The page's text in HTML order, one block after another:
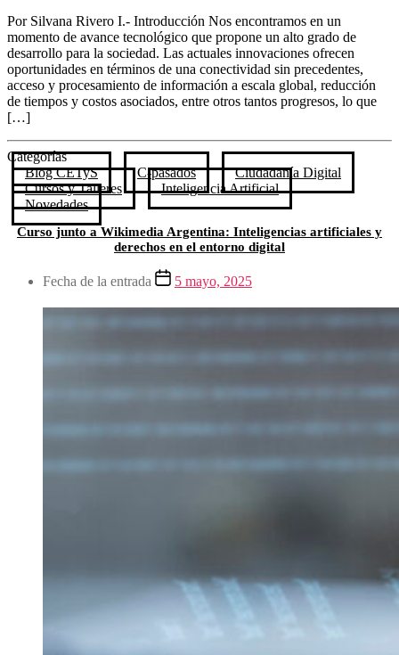
Por Silvana Rivero I.- Introducción Nos encontramos en un
momento de avance tecnológico que propone un alto grado de
desarrollo para la sociedad. Las actuales innovaciones ofrecen
oportunidades en términos de una conectividad sin precedentes,
acceso y procesamiento de información a escala global, reducción
de tiempos y costos asociados, entre otros tantos progresos, lo que
[…]
Categorías
Blog CETyS
C-pasados
Ciudadanía Digital
Cursos y Talleres
Inteligencia Artificial
Novedades
Curso junto a Wikimedia Argentina: Inteligencias artificiales y
derechos en el entorno digital
Fecha de la entrada 5 mayo, 2025